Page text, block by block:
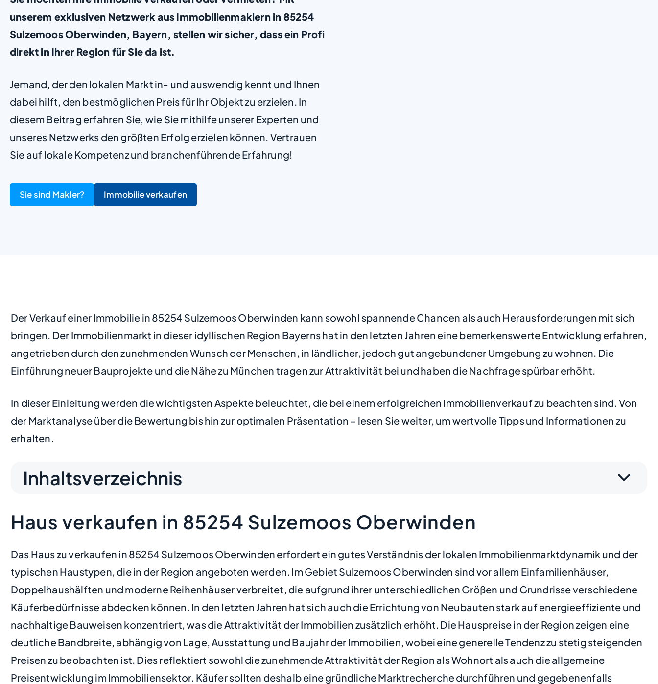
unserem exklusiven Netzwerk aus Immobilienmaklern in 85254
Sulzemoos Oberwinden, Bayern, stellen wir sicher, dass ein Profi
direkt in Ihrer Region für Sie da ist.
Jemand, der den lokalen Markt in- und auswendig kennt und Ihnen
dabei hilft, den bestmöglichen Preis für Ihr Objekt zu erzielen. In
diesem Beitrag erfahren Sie, wie Sie mithilfe unserer Experten und
unseres Netzwerks den größten Erfolg erzielen können. Vertrauen
Sie auf lokale Kompetenz und branchenführende Erfahrung!
Sie sind Makler? Immobilie verkaufen
Der Verkauf einer Immobilie in 85254 Sulzemoos Oberwinden kann sowohl spannende Chancen als auch Herausforderungen mit sich
bringen. Der Immobilienmarkt in dieser idyllischen Region Bayerns hat in den letzten Jahren eine bemerkenswerte Entwicklung erfahren,
angetrieben durch den zunehmenden Wunsch der Menschen, in ländlicher, jedoch gut angebundener Umgebung zu wohnen. Die
Einführung neuer Bauprojekte und die Nähe zu München tragen zur Attraktivität bei und haben die Nachfrage spürbar erhöht.
In dieser Einleitung werden die wichtigsten Aspekte beleuchtet, die bei einem erfolgreichen Immobilienverkauf zu beachten sind. Von
der Marktanalyse über die Bewertung bis hin zur optimalen Präsentation – lesen Sie weiter, um wertvolle Tipps und Informationen zu
erhalten.
Inhaltsverzeichnis
Haus verkaufen in 85254 Sulzemoos Oberwinden
Das Haus zu verkaufen in 85254 Sulzemoos Oberwinden erfordert ein gutes Verständnis der lokalen Immobilienmarktdynamik und der
typischen Haustypen, die in der Region angeboten werden. Im Gebiet Sulzemoos Oberwinden sind vor allem Einfamilienhäuser,
Doppelhaushälften und moderne Reihenhäuser verbreitet, die aufgrund ihrer unterschiedlichen Größen und Grundrisse verschiedene
Käuferbedürfnisse abdecken können. In den letzten Jahren hat sich auch die Errichtung von Neubauten stark auf energieeffiziente und
nachhaltige Bauweisen konzentriert, was die Attraktivität der Immobilien zusätzlich erhöht. Die Hauspreise in der Region zeigen eine
deutliche Bandbreite, abhängig von Lage, Ausstattung und Baujahr der Immobilien, wobei eine generelle Tendenz zu stetig steigenden
Preisen zu beobachten ist. Dies reflektiert sowohl die zunehmende Attraktivität der Region als Wohnort als auch die allgemeine
Preisentwicklung im Immobiliensektor. Käufer sollten deshalb eine gründliche Marktrecherche durchführen und gegebenenfalls